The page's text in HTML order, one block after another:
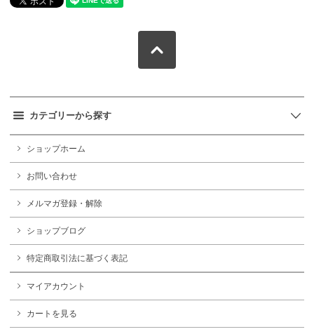
カテゴリーから探す
ショップホーム
お問い合わせ
メルマガ登録・解除
ショップブログ
特定商取引法に基づく表記
マイアカウント
カートを見る